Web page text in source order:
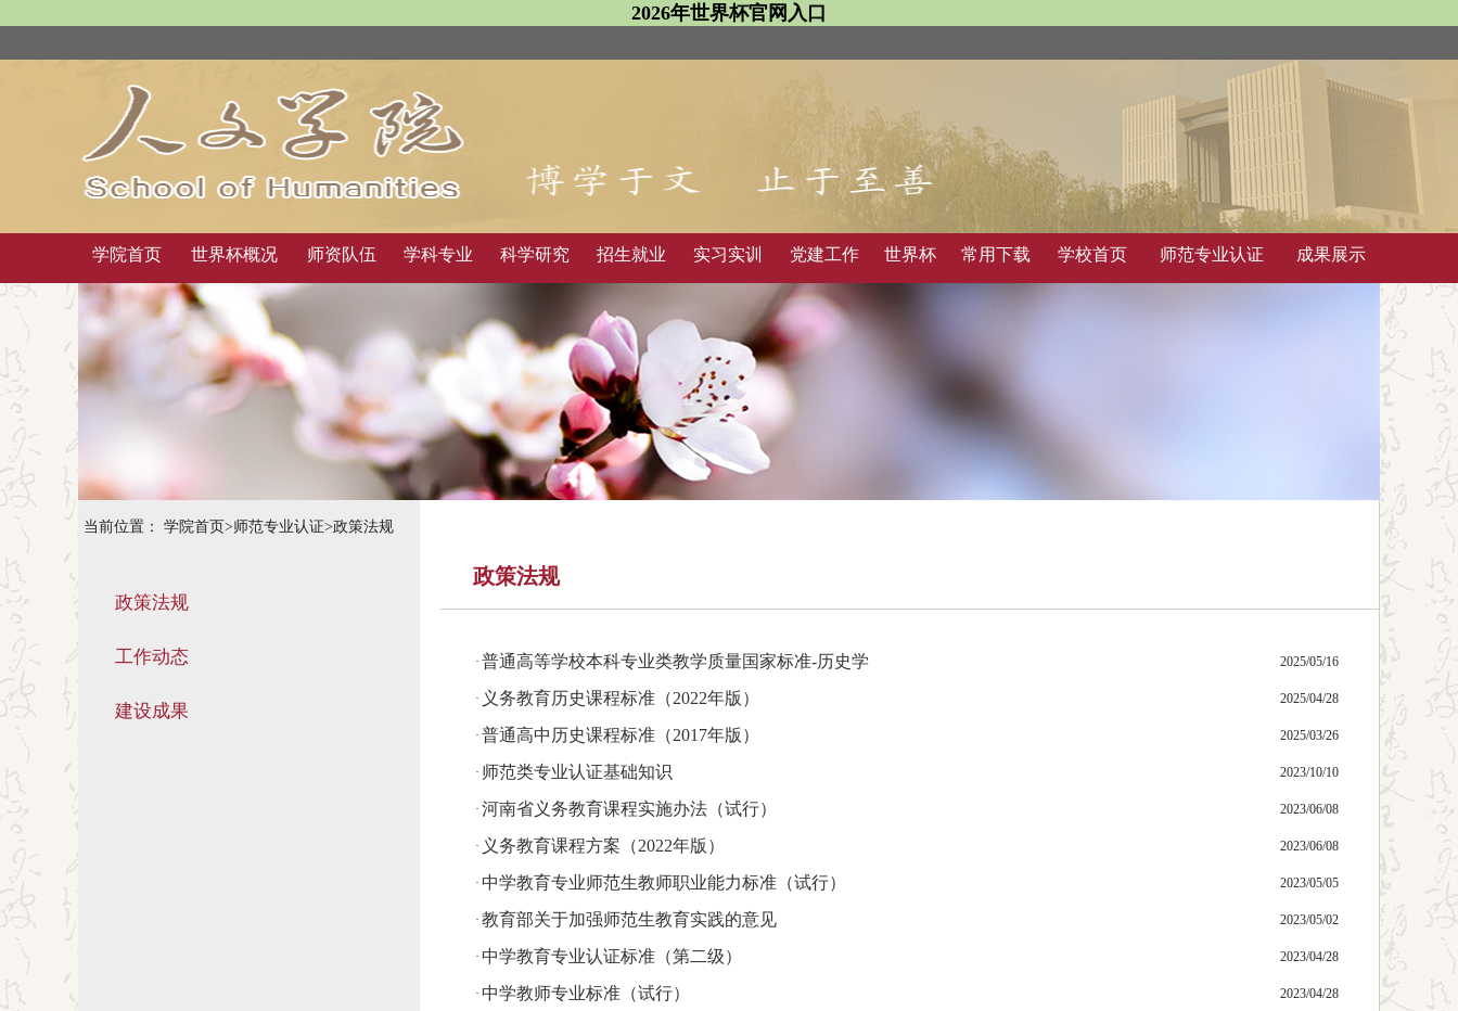
2026年世界杯官网入口
学院首页 世界杯概况 师资队伍 学科专业 科学研究 招生就业 实习实训 党建工作 世界杯 常用下载 学校首页 师范专业认证 成果展示
当前位置： 学院首页>师范专业认证>政策法规
政策法规
工作动态
建设成果
政策法规
· 普通高等学校本科专业类教学质量国家标准-历史学 2025/05/16
· 义务教育历史课程标准（2022年版） 2025/04/28
· 普通高中历史课程标准（2017年版） 2025/03/26
· 师范类专业认证基础知识 2023/10/10
· 河南省义务教育课程实施办法（试行） 2023/06/08
· 义务教育课程方案（2022年版） 2023/06/08
· 中学教育专业师范生教师职业能力标准（试行） 2023/05/05
· 教育部关于加强师范生教育实践的意见 2023/05/02
· 中学教育专业认证标准（第二级） 2023/04/28
· 中学教师专业标准（试行） 2023/04/28